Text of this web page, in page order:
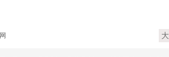
大